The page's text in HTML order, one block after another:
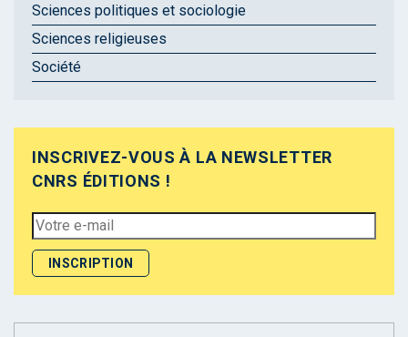
Sciences politiques et sociologie
Sciences religieuses
Société
INSCRIVEZ-VOUS À LA NEWSLETTER
CNRS ÉDITIONS !